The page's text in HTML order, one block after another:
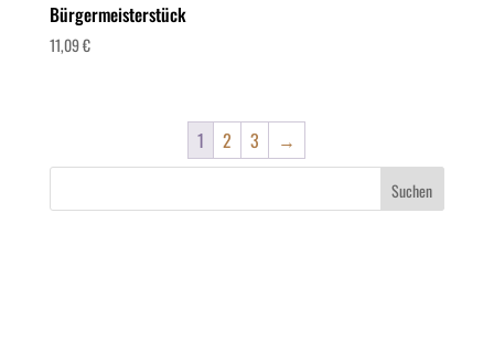
Bürgermeisterstück
11,09€
1 2 3 →
Suchen